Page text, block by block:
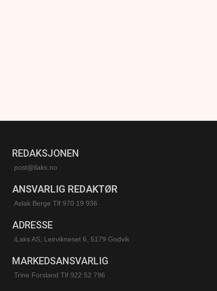
REDAKSJONEN
post@ilaks.no
ANSVARLIG REDAKTØR
Aslak Berge Tlf 970 19 936
ADRESSE
iLaks AS, Leirvikneset 6, 5179 Godvik
MARKEDSANSVARLIG
Trine Forsland Tlf 922 52 796